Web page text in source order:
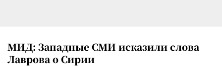
МИД: Западные СМИ исказили слова
Лаврова о Сирии